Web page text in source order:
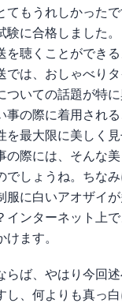
てもうれしかった
験に合格しました
を聴くことができ
では、おしゃべり
ついての話題が特
事の際に着用され
を最大限に美しく
の際には、そんな
でしょうね。ちな
服に白いアオザイ
インターネット上
ます。
らば、やはり今回
し、何よりも真っ